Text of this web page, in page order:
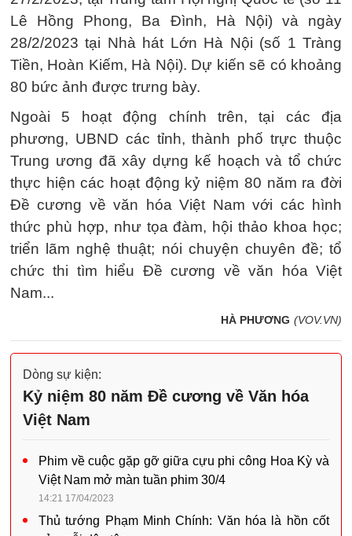
Lê Hồng Phong, Ba Đình, Hà Nội) và ngày
28/2/2023 tại Nhà hát Lớn Hà Nội (số 1 Tràng
Tiền, Hoàn Kiếm, Hà Nội). Dự kiến sẽ có khoảng
80 bức ảnh được trưng bày.
Ngoài 5 hoạt động chính trên, tại các địa
phương, UBND các tỉnh, thành phố trực thuộc
Trung ương đã xây dựng kế hoạch và tổ chức
thực hiện các hoạt động kỷ niệm 80 năm ra đời
Đề cương về văn hóa Việt Nam với các hình
thức phù hợp, như tọa đàm, hội thảo khoa học;
triển lãm nghệ thuật; nói chuyện chuyên đề; tổ
chức thi tìm hiểu Đề cương về văn hóa Việt
Nam...
HÀ PHƯƠNG (VOV.VN)
Dòng sự kiện:
Kỷ niệm 80 năm Đề cương về Văn hóa
Việt Nam
Phim về cuộc gặp gỡ giữa cựu phi công Hoa Kỳ và
Việt Nam mở màn tuần phim 30/4
14:21 17/04/2023
Thủ tướng Phạm Minh Chính: Văn hóa là hồn cốt